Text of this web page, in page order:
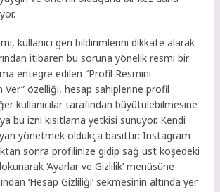
kullanıcı geri bildirimlerini dikkate alarak
itibaren bu soruna yönelik resmi bir
entegre edilen “Profil Resmini
Ver” özelliği, hesap sahiplerine profil
kullanıcılar tarafından büyütülebilmesine
bu izni kısıtlama yetkisi sunuyor. Kendi
yönetmek oldukça basittir: Instagram
sonra profilinize gidip sağ üst köşedeki
‘Ayarlar ve Gizlilik’ menüsüne
‘Hesap Gizliliği’ sekmesinin altında yer